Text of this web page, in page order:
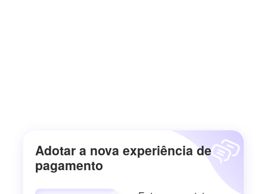
Adotar a nova experiência de
pagamento